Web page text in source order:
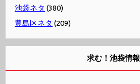
池袋ネタ (380)
豊島区ネタ (209)
求む！池袋情報